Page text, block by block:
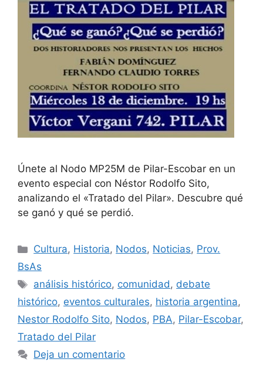
Únete al Nodo MP25M de Pilar-Escobar en un
evento especial con Néstor Rodolfo Sito,
analizando el «Tratado del Pilar». Descubre qué
se ganó y qué se perdió.
Cultura, Historia, Nodos, Noticias, Prov.
BsAs
análisis histórico, comunidad, debate
histórico, eventos culturales, historia argentina,
Nestor Rodolfo Sito, Nodos, PBA, Pilar-Escobar,
Tratado del Pilar
Deja un comentario